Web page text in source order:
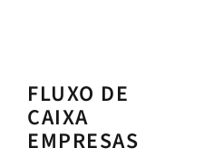
FLUXO DE
CAIXA
EMPRESAS